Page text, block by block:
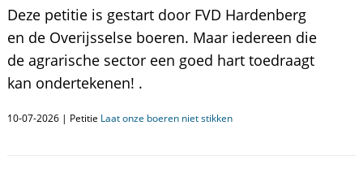
Deze petitie is gestart door FVD Hardenberg
en de Overijsselse boeren. Maar iedereen die
de agrarische sector een goed hart toedraagt
kan ondertekenen! .
10-07-2026 | Petitie Laat onze boeren niet stikken